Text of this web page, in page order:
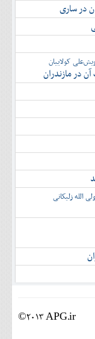
در ساری
کولاییان
در مازندران
الله زلیکانی
©2013 APG.ir